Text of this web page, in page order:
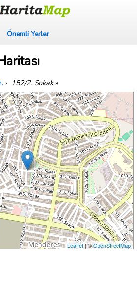
Önemli Yerler
› 152/2. Sokak»
Leaflet| ©OpenStreetMap